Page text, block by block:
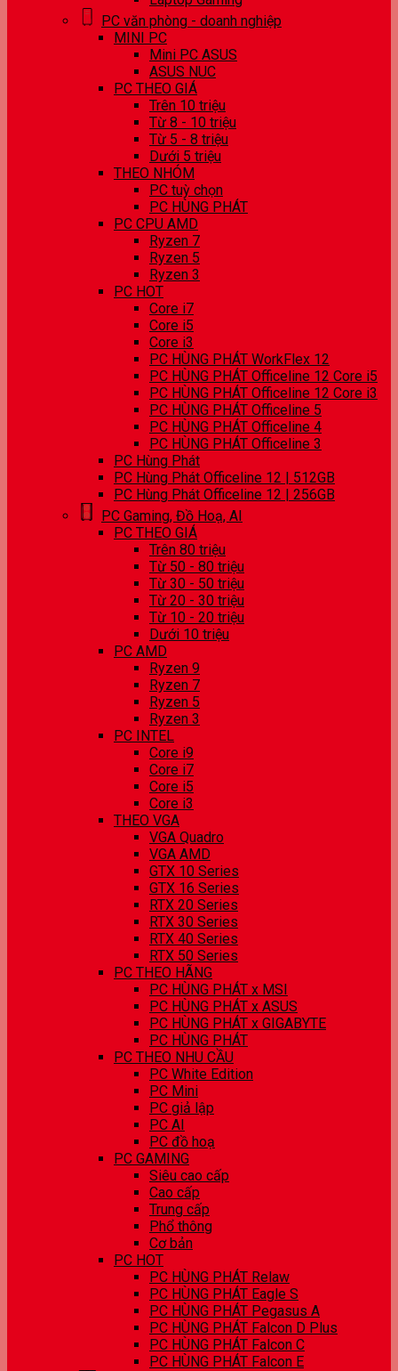
PC văn phòng - doanh nghiệp
MINI PC
Mini PC ASUS
ASUS NUC
PC THEO GIÁ
Trên 10 triệu
Từ 8 - 10 triệu
Từ 5 - 8 triệu
Dưới 5 triệu
THEO NHÓM
PC tuỳ chọn
PC HÙNG PHÁT
PC CPU AMD
Ryzen 7
Ryzen 5
Ryzen 3
PC HOT
Core i7
Core i5
Core i3
PC HÙNG PHÁT WorkFlex 12
PC HÙNG PHÁT Officeline 12 Core i5
PC HÙNG PHÁT Officeline 12 Core i3
PC HÙNG PHÁT Officeline 5
PC HÙNG PHÁT Officeline 4
PC HÙNG PHÁT Officeline 3
PC Hùng Phát
PC Hùng Phát Officeline 12 | 512GB
PC Hùng Phát Officeline 12 | 256GB
PC Gaming, Đồ Hoạ, AI
PC THEO GIÁ
Trên 80 triệu
Từ 50 - 80 triệu
Từ 30 - 50 triệu
Từ 20 - 30 triệu
Từ 10 - 20 triệu
Dưới 10 triệu
PC AMD
Ryzen 9
Ryzen 7
Ryzen 5
Ryzen 3
PC INTEL
Core i9
Core i7
Core i5
Core i3
THEO VGA
VGA Quadro
VGA AMD
GTX 10 Series
GTX 16 Series
RTX 20 Series
RTX 30 Series
RTX 40 Series
RTX 50 Series
PC THEO HÃNG
PC HÙNG PHÁT x MSI
PC HÙNG PHÁT x ASUS
PC HÙNG PHÁT x GIGABYTE
PC HÙNG PHÁT
PC THEO NHU CẦU
PC White Edition
PC Mini
PC giả lập
PC AI
PC đồ hoạ
PC GAMING
Siêu cao cấp
Cao cấp
Trung cấp
Phổ thông
Cơ bản
PC HOT
PC HÙNG PHÁT Relaw
PC HÙNG PHÁT Eagle S
PC HÙNG PHÁT Pegasus A
PC HÙNG PHÁT Falcon D Plus
PC HÙNG PHÁT Falcon C
PC HÙNG PHÁT Falcon E